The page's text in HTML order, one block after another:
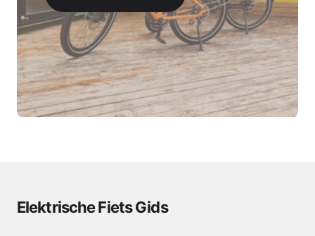
Elektrische Fiets Gids